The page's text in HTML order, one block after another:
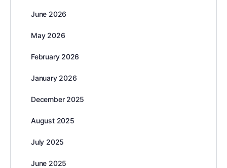
June 2026
May 2026
February 2026
January 2026
December 2025
August 2025
July 2025
June 2025